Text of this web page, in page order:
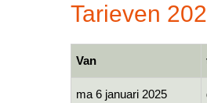
Tarieven
Van
ma 6 januari 2025